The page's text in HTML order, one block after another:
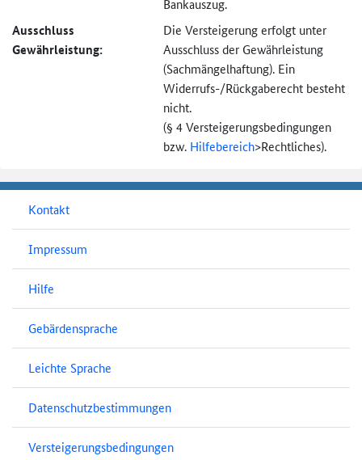
Bankauszug.
Ausschluss
Gewährleistung:
Die Versteigerung erfolgt unter
Ausschluss der Gewährleistung
(Sachmängel­haftung). Ein
Widerrufs-/Rückgaberecht besteht
nicht.
(§ 4 Versteigerungs­bedingungen
bzw. Hilfebereich>Rechtliches).
Kontakt
Impressum
Hilfe
Gebärdensprache
Leichte Sprache
Datenschutzbestimmungen
Versteigerungsbedingungen